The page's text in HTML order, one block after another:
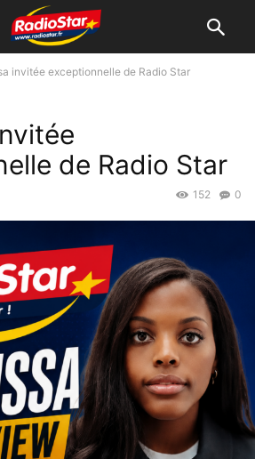
invitée exceptionnelle de Radio Star
de Radio Star
0
152